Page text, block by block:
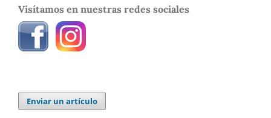
Visítamos en nuestras redes sociales
Enviar un artículo